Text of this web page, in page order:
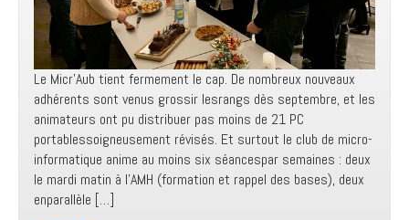
Le Micr’Aub tient fermement le cap. De nombreux nouveaux
adhérents sont venus grossir lesrangs dès septembre, et les
animateurs ont pu distribuer pas moins de 21 PC
portablessoigneusement révisés. Et surtout le club de micro-
informatique anime au moins six séancespar semaines : deux
le mardi matin à l’AMH (formation et rappel des bases), deux
enparallèle […]